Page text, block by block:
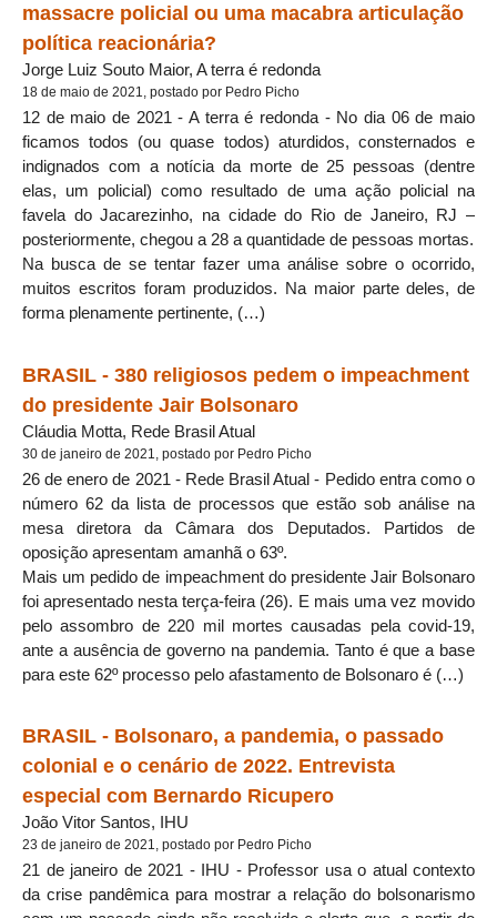
massacre policial ou uma macabra articulação
política reacionária?
Jorge Luiz Souto Maior, A terra é redonda
18 de maio de 2021, postado por Pedro Picho
12 de maio de 2021 - A terra é redonda - No dia 06 de maio
ficamos todos (ou quase todos) aturdidos, consternados e
indignados com a notícia da morte de 25 pessoas (dentre
elas, um policial) como resultado de uma ação policial na
favela do Jacarezinho, na cidade do Rio de Janeiro, RJ –
posteriormente, chegou a 28 a quantidade de pessoas mortas.
Na busca de se tentar fazer uma análise sobre o ocorrido,
muitos escritos foram produzidos. Na maior parte deles, de
forma plenamente pertinente, (…)
BRASIL - 380 religiosos pedem o impeachment
do presidente Jair Bolsonaro
Cláudia Motta, Rede Brasil Atual
30 de janeiro de 2021, postado por Pedro Picho
26 de enero de 2021 - Rede Brasil Atual - Pedido entra como o
número 62 da lista de processos que estão sob análise na
mesa diretora da Câmara dos Deputados. Partidos de
oposição apresentam amanhã o 63º.
Mais um pedido de impeachment do presidente Jair Bolsonaro
foi apresentado nesta terça-feira (26). E mais uma vez movido
pelo assombro de 220 mil mortes causadas pela covid-19,
ante a ausência de governo na pandemia. Tanto é que a base
para este 62º processo pelo afastamento de Bolsonaro é (…)
BRASIL - Bolsonaro, a pandemia, o passado
colonial e o cenário de 2022. Entrevista
especial com Bernardo Ricupero
João Vitor Santos, IHU
23 de janeiro de 2021, postado por Pedro Picho
21 de janeiro de 2021 - IHU - Professor usa o atual contexto
da crise pandêmica para mostrar a relação do bolsonarismo